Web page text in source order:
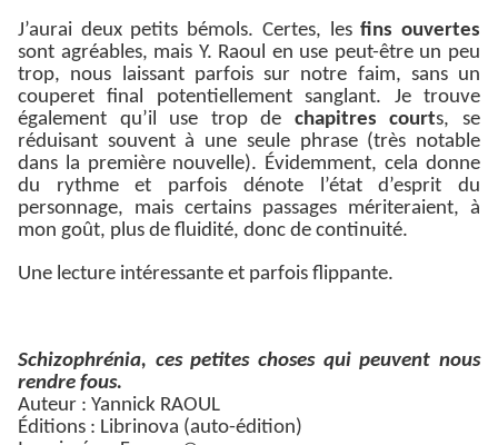
J’aurai deux petits bémols. Certes, lesfins ouvertes
sont agréables, mais Y. Raoul en use peut-être un peu
trop, nous laissant parfois sur notre faim, sans un
couperet final potentiellement sanglant. Je trouve
également qu’il use trop de chapitres courts, se
réduisant souvent à une seule phrase (très notable
dans la première nouvelle). Évidemment, cela donne
du rythme et parfois dénote l’état d’esprit du
personnage, mais certains passages mériteraient, à
mon goût, plus de fluidité, donc de continuité.
Une lecture intéressante et parfois flippante.
Schizophrénia, ces petites choses qui peuvent nous
rendre fous.
Auteur : Yannick RAOUL
Éditions : Librinova (auto-édition)